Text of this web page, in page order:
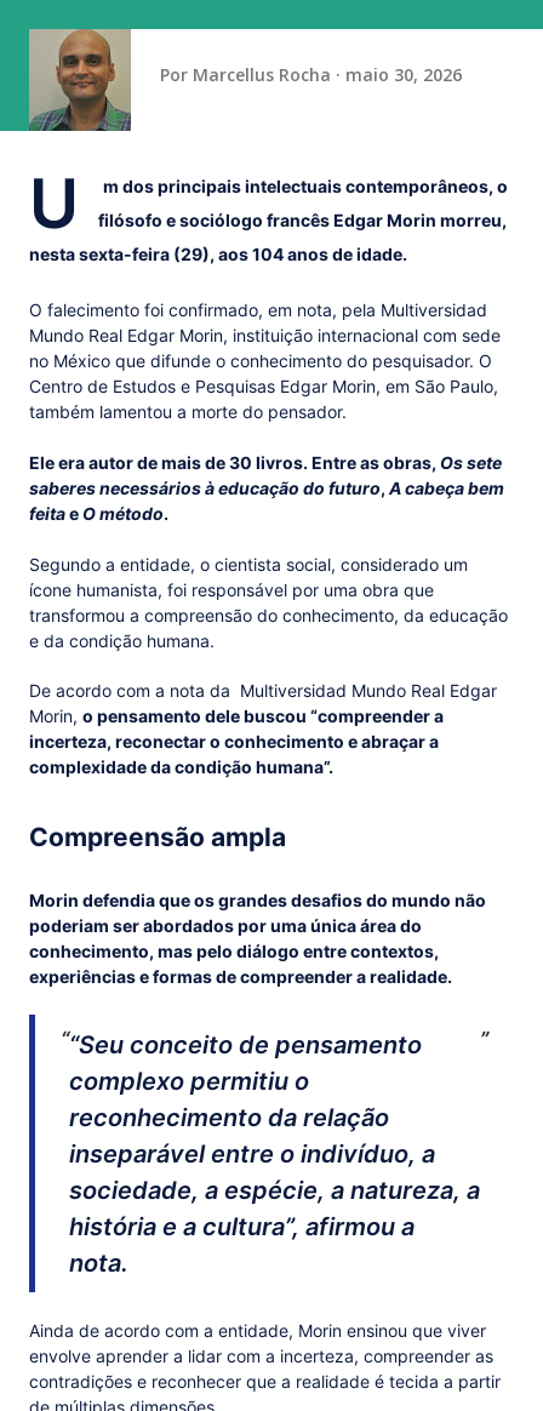
Por Marcellus Rocha maio 30, 2026
U
m dos principais intelectuais contemporâneos, o
filósofo e sociólogo francês Edgar Morin morreu,
nesta sexta-feira (29), aos 104 anos de idade.
O falecimento foi confirmado, em nota, pela Multiversidad
Mundo Real Edgar Morin, instituição internacional com sede
no México que difunde o conhecimento do pesquisador. O
Centro de Estudos e Pesquisas Edgar Morin, em São Paulo,
também lamentou a morte do pensador.
Ele era autor de mais de 30 livros. Entre as obras, Os sete
saberes necessários à educação do futuro, A cabeça bem
feitae O método.
Segundo a entidade, o cientista social, considerado um
ícone humanista, foi responsável por uma obra que
transformou a compreensão do conhecimento, da educação
e da condição humana.
De acordo com a nota da Multiversidad Mundo Real Edgar
Morin, o pensamento dele buscou “compreender a
incerteza, reconectar o conhecimento e abraçar a
complexidade da condição humana”.
Compreensão ampla
Morin defendia que os grandes desafios do mundo não
poderiam ser abordados por uma única área do
conhecimento, mas pelo diálogo entre contextos,
experiências e formas de compreender a realidade.
“Seu conceito de pensamento
complexo permitiu o
reconhecimento da relação
inseparável entre o indivíduo, a
sociedade, a espécie, a natureza, a
história e a cultura”, afirmou a
nota.
Ainda de acordo com a entidade, Morin ensinou que viver
envolve aprender a lidar com a incerteza, compreender as
contradições e reconhecer que a realidade é tecida a partir